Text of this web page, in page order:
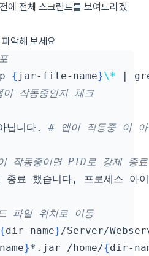
에 전체 스크립트를 보여드리겠
악해 보세요
{ jar-file-name}\* |
작동중인지 체크
닙니다. # 앱이 작동중 이 아
작동중이면 PID로 강제 종료
종료 했습니다, 프로세스 아
파일 위치로 이동
{dir-name} /Server/
}*.jar /home/{dir-